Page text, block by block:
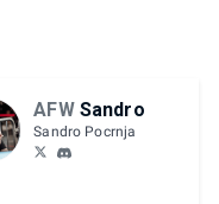
AFW Sandro
Sandro Pocrnja